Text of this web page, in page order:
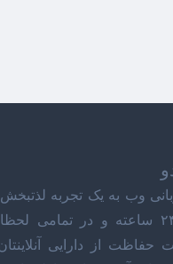
وب به یک تجربه
است. به صورت ۲۴ ساعته و در
حفاظت از دارایی